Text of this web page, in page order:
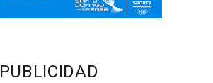
PUBLICIDAD